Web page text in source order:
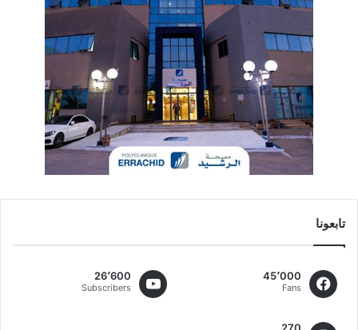
تابعونا
45٬000
Fans
26٬600
Subscribers